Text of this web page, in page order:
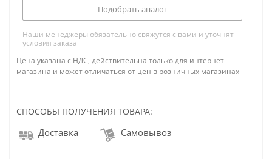
Подобрать аналог
Наши менеджеры обязательно свяжутся с вами и уточнят
условия заказа
Цена указана с НДС, действительна только для интернет-
магазина и может отличаться от цен в розничных магазинах
СПОСОБЫ ПОЛУЧЕНИЯ ТОВАРА:
Доставка Самовывоз